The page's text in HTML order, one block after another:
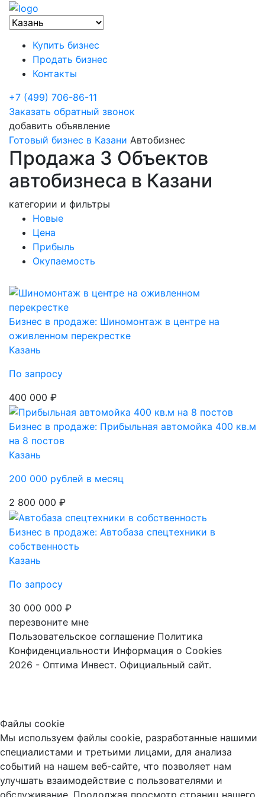
Купить бизнес
Продать бизнес
Контакты
+7 (499) 706-86-11
Заказать обратный звонок
добавить объявление
Готовый бизнес в Казани Автобизнес
Продажа 3 Объектов
автобизнеса в Казани
категории и фильтры
Новые
Цена
Прибыль
Окупаемость
Бизнес в продаже: Шиномонтаж в центре на
оживленном перекрестке
Казань
По запросу
400 000 ₽
Бизнес в продаже: Прибыльная автомойка 400 кв.м
на 8 постов
Казань
200 000 рублей в месяц
2 800 000 ₽
Бизнес в продаже: Автобаза спецтехники в
собственность
Казань
По запросу
30 000 000 ₽
перезвоните мне
Пользовательское соглашение Политика
Конфиденциальности Информация о Cookies
2026 - Оптима Инвест. Официальный сайт.
Файлы cookie
Мы используем файлы cookie, разработанные нашими
специалистами и третьими лицами, для анализа
событий на нашем веб-сайте, что позволяет нам
улучшать взаимодействие с пользователями и
обслуживание. Продолжая просмотр страниц нашего